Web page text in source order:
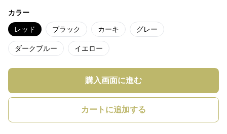
カラー
レッド ブラック カーキ グレー
ダークブルー イエロー
購入画面に進む
カートに追加する